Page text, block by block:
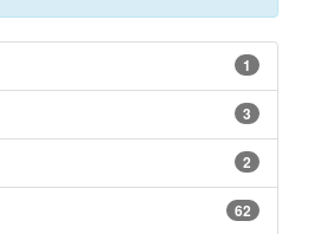
1
3
2
62